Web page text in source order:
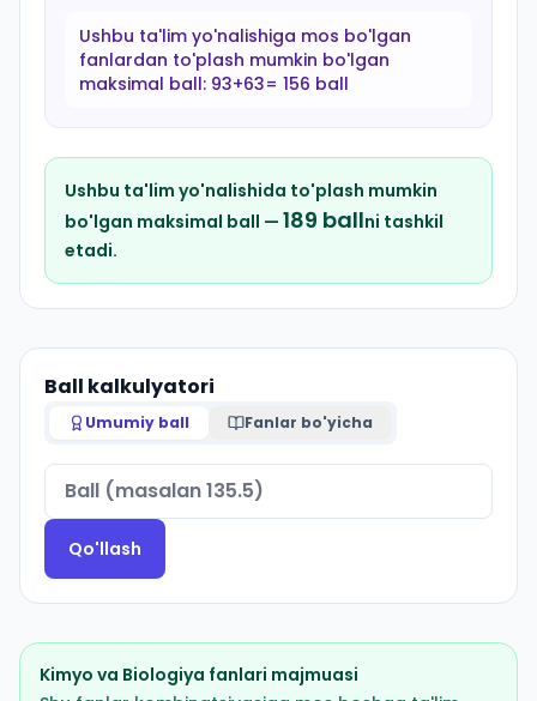
Ushbu ta'lim yo'nalishiga mos bo'lgan
fanlardan to'plash mumkin bo'lgan
maksimal ball: 93+63= 156 ball
Ushbu ta'lim yo'nalishida to'plash mumkin
bo'lgan maksimal ball — 189 ballni tashkil
etadi.
Ball kalkulyatori
Umumiy ball Fanlar bo'yicha
Qo'llash
Kimyo va Biologiya fanlari majmuasi